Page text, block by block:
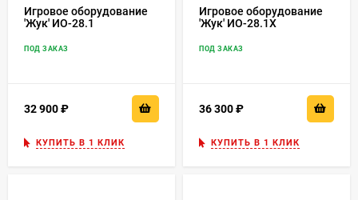
Игровое оборудование
'Жук' ИО-28.1
ПОД ЗАКАЗ
32 900
КУПИТЬ В 1 КЛИК
Игровое оборудование
'Жук' ИО-28.1Х
ПОД ЗАКАЗ
36 300
КУПИТЬ В 1 КЛИК